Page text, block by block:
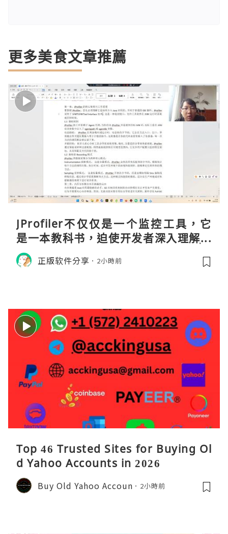
更多美食文章推薦
JProfiler不仅仅是一个监控工具，它
是一本教科书，迫使开发者深入理解JV
M的内存模型、垃圾回收机制和并发原
理。通过直观的可视化数据，它将抽象
正版软件分享 2小時前
Top 46 Trusted Sites for Buying Ol
d Yahoo Accounts in 2026
Buy Old Yahoo Accoun 2小時前